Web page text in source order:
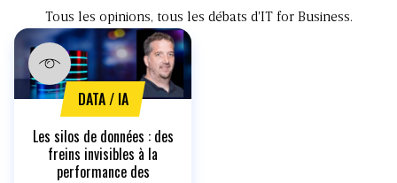
Tous les opinions, tous les débats d'IT for Business.
DATA / IA
Les silos de données : des
freins invisibles à la
performance des